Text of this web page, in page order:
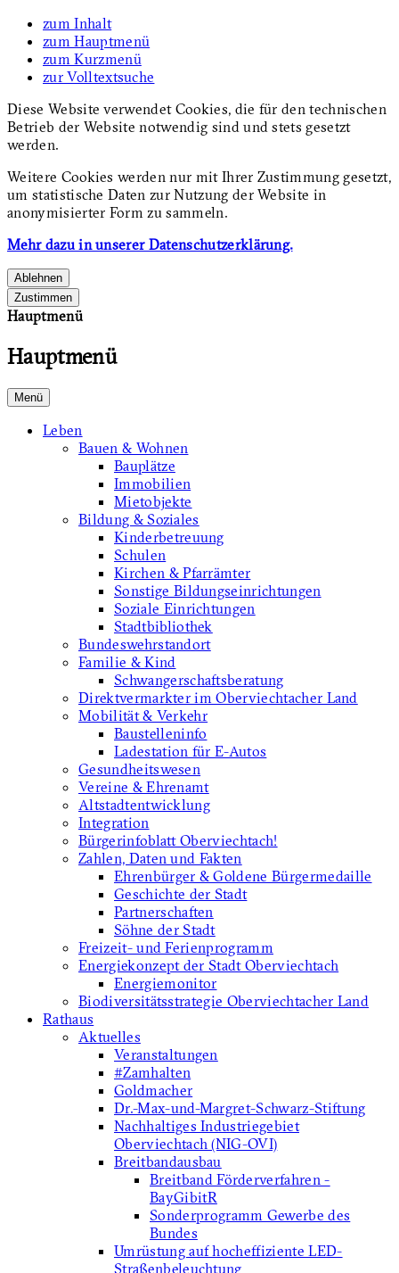
zum Inhalt
zum Hauptmenü
zum Kurzmenü
zur Volltextsuche
Diese Website verwendet Cookies, die für den technischen
Betrieb der Website notwendig sind und stets gesetzt
werden.
Weitere Cookies werden nur mit Ihrer Zustimmung gesetzt,
um statistische Daten zur Nutzung der Website in
anonymisierter Form zu sammeln.
Mehr dazu in unserer Datenschutzerklärung.
Ablehnen
Zustimmen
Hauptmenü
Hauptmenü
Menü
Leben
Bauen & Wohnen
Bauplätze
Immobilien
Mietobjekte
Bildung & Soziales
Kinderbetreuung
Schulen
Kirchen & Pfarrämter
Sonstige Bildungseinrichtungen
Soziale Einrichtungen
Stadtbibliothek
Bundeswehrstandort
Familie & Kind
Schwangerschaftsberatung
Direktvermarkter im Oberviechtacher Land
Mobilität & Verkehr
Baustelleninfo
Ladestation für E-Autos
Gesundheitswesen
Vereine & Ehrenamt
Altstadtentwicklung
Integration
Bürgerinfoblatt Oberviechtach!
Zahlen, Daten und Fakten
Ehrenbürger & Goldene Bürgermedaille
Geschichte der Stadt
Partnerschaften
Söhne der Stadt
Freizeit- und Ferienprogramm
Energiekonzept der Stadt Oberviechtach
Energiemonitor
Biodiversitätsstrategie Oberviechtacher Land
Rathaus
Aktuelles
Veranstaltungen
#Zamhalten
Goldmacher
Dr.-Max-und-Margret-Schwarz-Stiftung
Nachhaltiges Industriegebiet
Oberviechtach (NIG-OVI)
Breitbandausbau
Breitband Förderverfahren -
BayGibitR
Sonderprogramm Gewerbe des
Bundes
Umrüstung auf hocheffiziente LED-
Straßenbeleuchtung